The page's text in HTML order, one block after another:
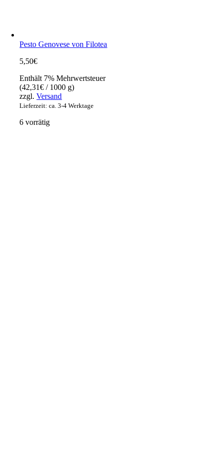
Pesto Genovese von Filotea
5,50€
Enthält 7% Mehrwertsteuer
(42,31€ / 1000 g)
zzgl.Versand
Lieferzeit: ca. 3-4 Werktage
6 vorrätig